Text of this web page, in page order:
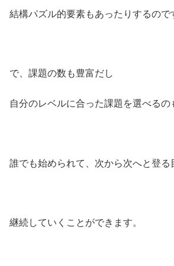
結構パズル的要素もあったりするので
で、課題の数も豊富だし
自分のレベルに合った課題を選べるの
誰でも始められて、次から次へと登る
継続していくことができます。